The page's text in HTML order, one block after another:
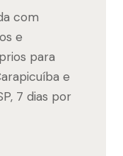
com
e
para
e
7 dias por